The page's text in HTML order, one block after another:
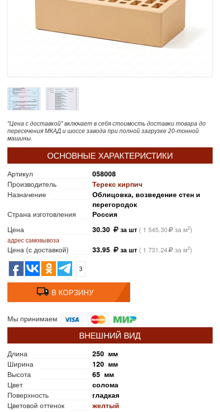
"Цена с доставкой" включает в себя стоимость доставки товара до
пересечения МКАД и шоссе завода при полной загрузке 20-тонной
машины.
ОСНОВНЫЕ ХАРАКТЕРИСТИКИ
Артикул
058008
Производитель
Терекс кирпич
Назначение
Облицовка, возведение стен и
перегородок
Страна изготовления
Россия
Цена
30.30 за шт ( 1 545.30 за м2)
адрес самовывоза
Цена (с доставкой) 33.95 за шт ( 1 731.24 за м2)
3
В КОРЗИНУ
Мы принимаем
ВНЕШНИЙ ВИД
Длина
250 мм
Ширина
120 мм
Высота
65 мм
Цвет
солома
Поверхность
гладкая
Цветовой оттенок
желтый